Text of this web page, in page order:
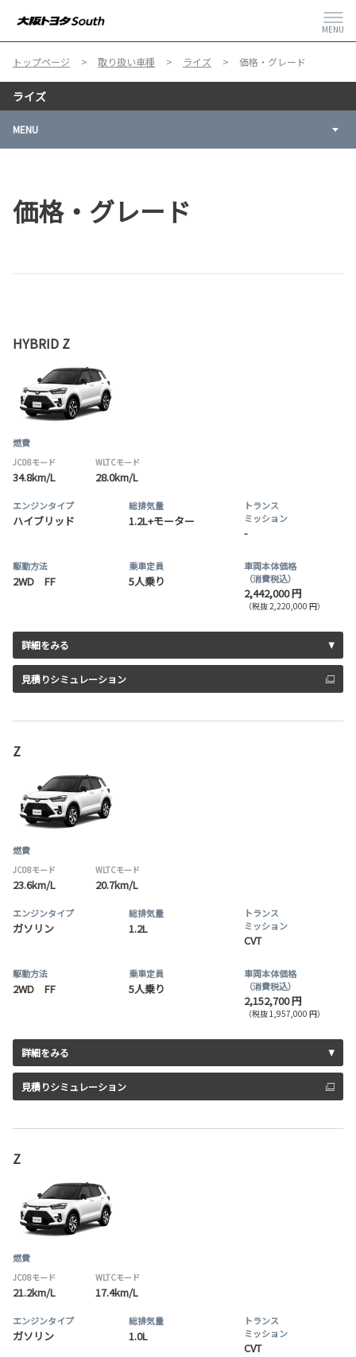
MENU
トップページ 取り扱い車種 ライズ 価格・グレード
ライズ
MENU
価格・グレード
HYBRID Z
燃費
JC08モード
34.8km/L
WLTCモード
28.0km/L
エンジンタイプ
ハイブリッド
総排気量
1.2L+モーター
トランス
ミッション
-
駆動方法
2WD FF
乗車定員
5人乗り
車両本体価格
（消費税込）
2,442,000 円
（税抜 2,220,000 円）
詳細をみる
見積りシミュレーション
Z
燃費
JC08モード
23.6km/L
WLTCモード
20.7km/L
エンジンタイプ
ガソリン
総排気量
1.2L
トランス
ミッション
CVT
駆動方法
2WD FF
乗車定員
5人乗り
車両本体価格
（消費税込）
2,152,700 円
（税抜 1,957,000 円）
詳細をみる
見積りシミュレーション
Z
燃費
JC08モード
21.2km/L
WLTCモード
17.4km/L
エンジンタイプ
ガソリン
総排気量
1.0L
トランス
ミッション
CVT